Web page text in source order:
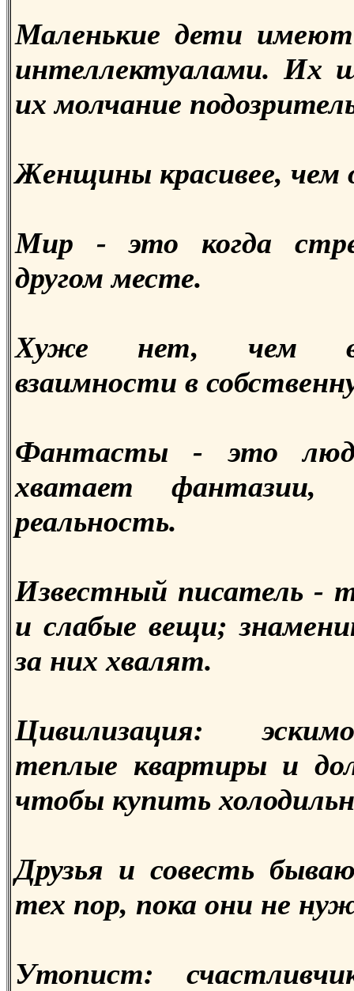
Маленькие дети
интеллектуалами. Их
их молчание
Женщины красивее, чем
Мир - это когда
другом месте.
Хуже нет, чем
взаимности в
Фантасты - это
хватает фантазии,
реальность.
Известный писатель -
и слабые вещи;
за них хвалят.
Цивилизация:
теплые квартиры и
чтобы купить
Друзья и совесть
тех пор, пока они не
Утопист: